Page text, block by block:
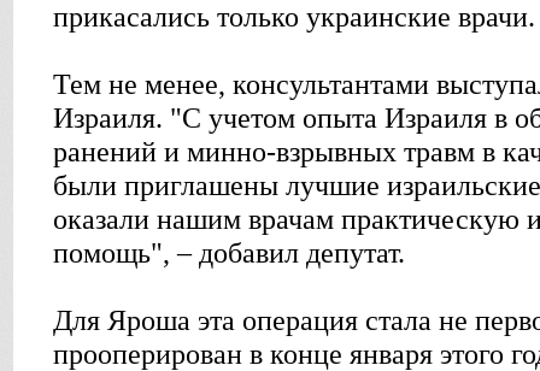
прикасались только украинские врачи.
Тем не менее, консультантами
Израиля. "С учетом опыта Израиля в
ранений и минно-взрывных травм в
были приглашены лучшие
оказали нашим врачам практическую
помощь", – добавил депутат.
Для Яроша эта операция стала не
прооперирован в конце января этого